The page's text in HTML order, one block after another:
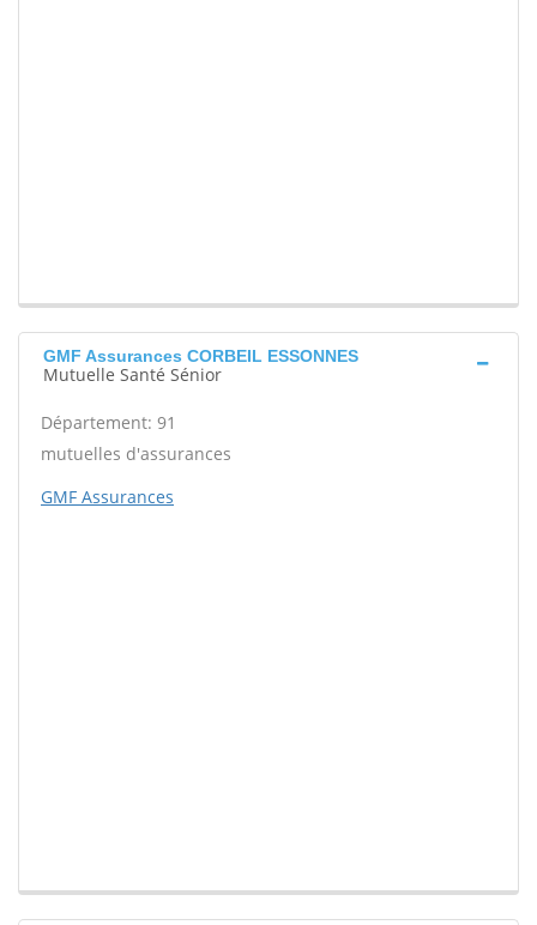
GMF Assurances CORBEIL ESSONNES
Mutuelle Santé Sénior
Département: 91
mutuelles d'assurances
GMF Assurances